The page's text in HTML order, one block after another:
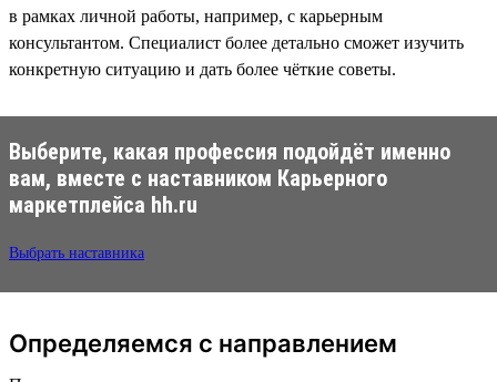
в рамках личной работы, например, с карьерным
консультантом. Специалист более детально сможет изучить
конкретную ситуацию и дать более чёткие советы.
Выберите, какая профессия подойдёт именно
вам, вместе с наставником Карьерного
маркетплейса hh.ru
Выбрать наставника
Определяемся с направлением